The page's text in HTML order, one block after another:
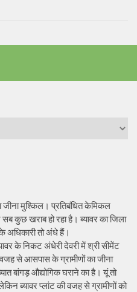
जीना मुश्किल। प्रतिबंधित केमिकल
कुछ खराब हो रहा है। ब्यावर का जिला
अधिकारी तो अंधे हैं।
के निकट अंधेरी देवरी में श्री सीमेंट
से आसपास के ग्रामीणों का जीना
बांगड़ औद्योगिक घराने का है। यूं तो
ब्यावर प्लांट की वजह से ग्रामीणों को